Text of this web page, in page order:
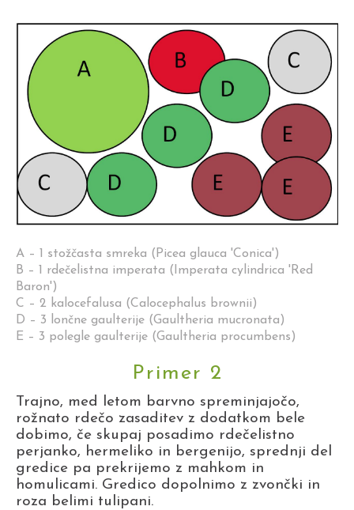
A – 1 stožčasta smreka (Picea glauca 'Conica')
B – 1 rdečelistna imperata (Imperata cylindrica 'Red
Baron')
C – 2 kalocefalusa (Calocephalus brownii)
D – 3 lončne gaulterije (Gaultheria mucronata)
E – 3 polegle gaulterije (Gaultheria procumbens)
Primer 2
Trajno, med letom barvno spreminjajočo,
rožnato rdečo zasaditev z dodatkom bele
dobimo, če skupaj posadimo rdečelistno
perjanko, hermeliko in bergenijo, sprednji del
gredice pa prekrijemo z mahkom in
homulicami. Gredico dopolnimo z zvončki in
roza belimi tulipani.